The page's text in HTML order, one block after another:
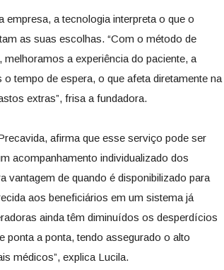
a tecnologia interpreta o que o
as suas escolhas. “Com o método de
a experiência do paciente, a
tempo de espera, o que afeta diretamente na
extras”, frisa a fundadora.
afirma que esse serviço pode ser
acompanhamento individualizado dos
de quando é disponibilizado para
aos beneficiários em um sistema já
ainda têm diminuídos os desperdícios
ponta a ponta, tendo assegurado o alto
médicos”, explica Lucila.